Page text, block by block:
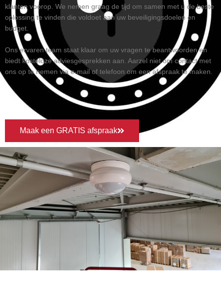
klanten voorop. We nemen graag de tijd om samen met u de beste
oplossing te vinden die voldoet aan uw beveiligingsdoelen en
budget.
Ons ervaren team staat klaar om uw vragen te beantwoorden en
biedt kosteloze adviesgesprekken aan. Aarzel niet om contact met
ons op te nemen via e-mail of telefoon om een afspraak te maken.
Maak een GRATIS afspraak